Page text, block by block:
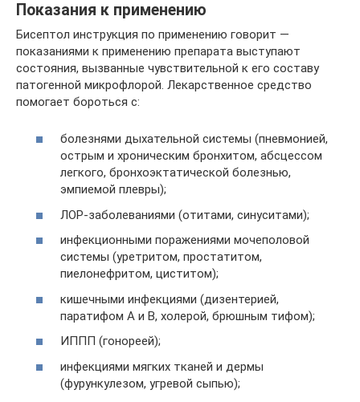
Показания к применению
Бисептол инструкция по применению говорит —
показаниями к применению препарата выступают
состояния, вызванные чувствительной к его составу
патогенной микрофлорой. Лекарственное средство
помогает бороться с:
болезнями дыхательной системы (пневмонией,
острым и хроническим бронхитом, абсцессом
легкого, бронхоэктатической болезнью,
эмпиемой плевры);
ЛОР-заболеваниями (отитами, синуситами);
инфекционными поражениями мочеполовой
системы (уретритом, простатитом,
пиелонефритом, циститом);
кишечными инфекциями (дизентерией,
паратифом А и В, холерой, брюшным тифом);
ИППП (гонореей);
инфекциями мягких тканей и дермы
(фурункулезом, угревой сыпью);